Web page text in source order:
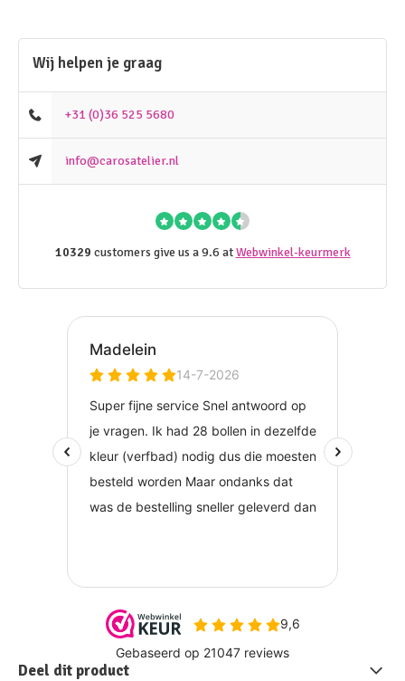
Wij helpen je graag
+31 (0)36 525 5680
info@carosatelier.nl
10329 customers give us a 9.6 atWebwinkel-keurmerk
Deel dit product